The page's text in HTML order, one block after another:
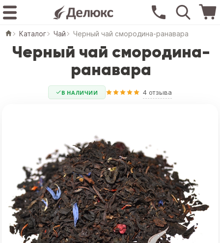
Каталог Чай Черный чай смородина-ранавара
Черный чай смородина-
ранавара
В НАЛИЧИИ 4 отзыва